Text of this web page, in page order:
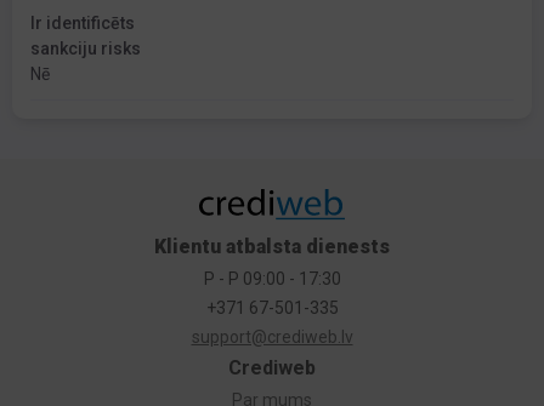
Ir identificēts
sankciju risks
Nē
Crediweb
Par mums
Klientu atbalsta dienests
P - P 09:00 - 17:30
+371 67-501-335
support@crediweb.lv